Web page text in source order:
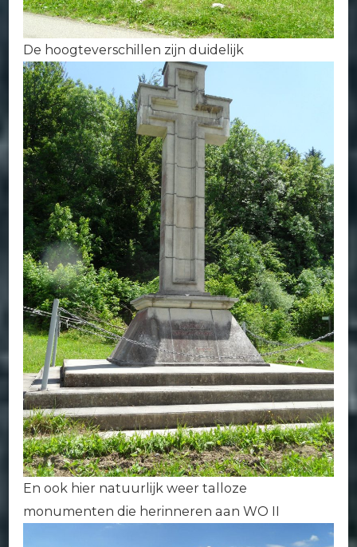
De hoogteverschillen zijn duidelijk
En ook hier natuurlijk weer talloze
monumenten die herinneren aan WO II